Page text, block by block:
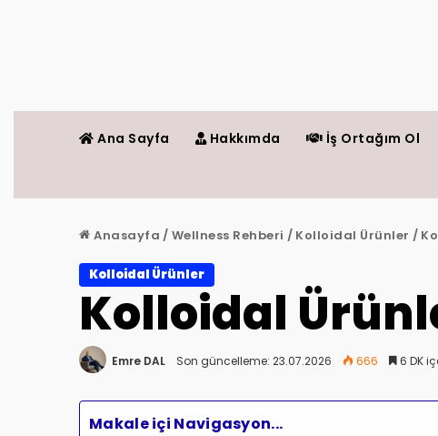
Ana Sayfa Hakkımda İş Ortağım Ol
Anasayfa / Wellness Rehberi / Kolloidal Ürünler /
Kolloidal Ürünler
Kolloidal
Emre DAL Son güncelleme: 23.07.2026 666 6 DK
Makale içi Navigasyon...